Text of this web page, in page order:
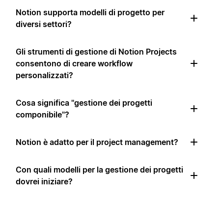
Notion supporta modelli di progetto per
diversi settori?
Gli strumenti di gestione di Notion Projects
consentono di creare workflow
personalizzati?
Cosa significa "gestione dei progetti
componibile"?
Notion è adatto per il project management?
Con quali modelli per la gestione dei progetti
dovrei iniziare?